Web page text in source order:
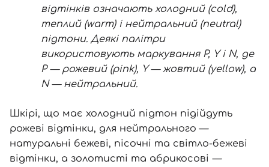
відтінків означають холодний (cold),
теплий (warm) і нейтральний (neutral)
підтони. Деякі палітри
використовують маркування P, Y і N, де
P — рожевий (pink), Y — жовтий (yellow), а
N — нейтральний.
Шкірі, що має холодний підтон підійдуть
рожеві відтінки, для нейтрального —
натуральні бежеві, пісочні та світло-бежеві
відтінки, а золотисті та абрикосові —